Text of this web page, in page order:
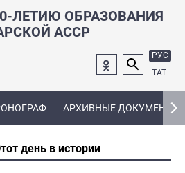
ЛЕТИЮ ОБРАЗОВАНИЯ
АССР
РУС
ТАТ
АРХИВНЫЕ ДОКУМЕНТЫ
день в истории